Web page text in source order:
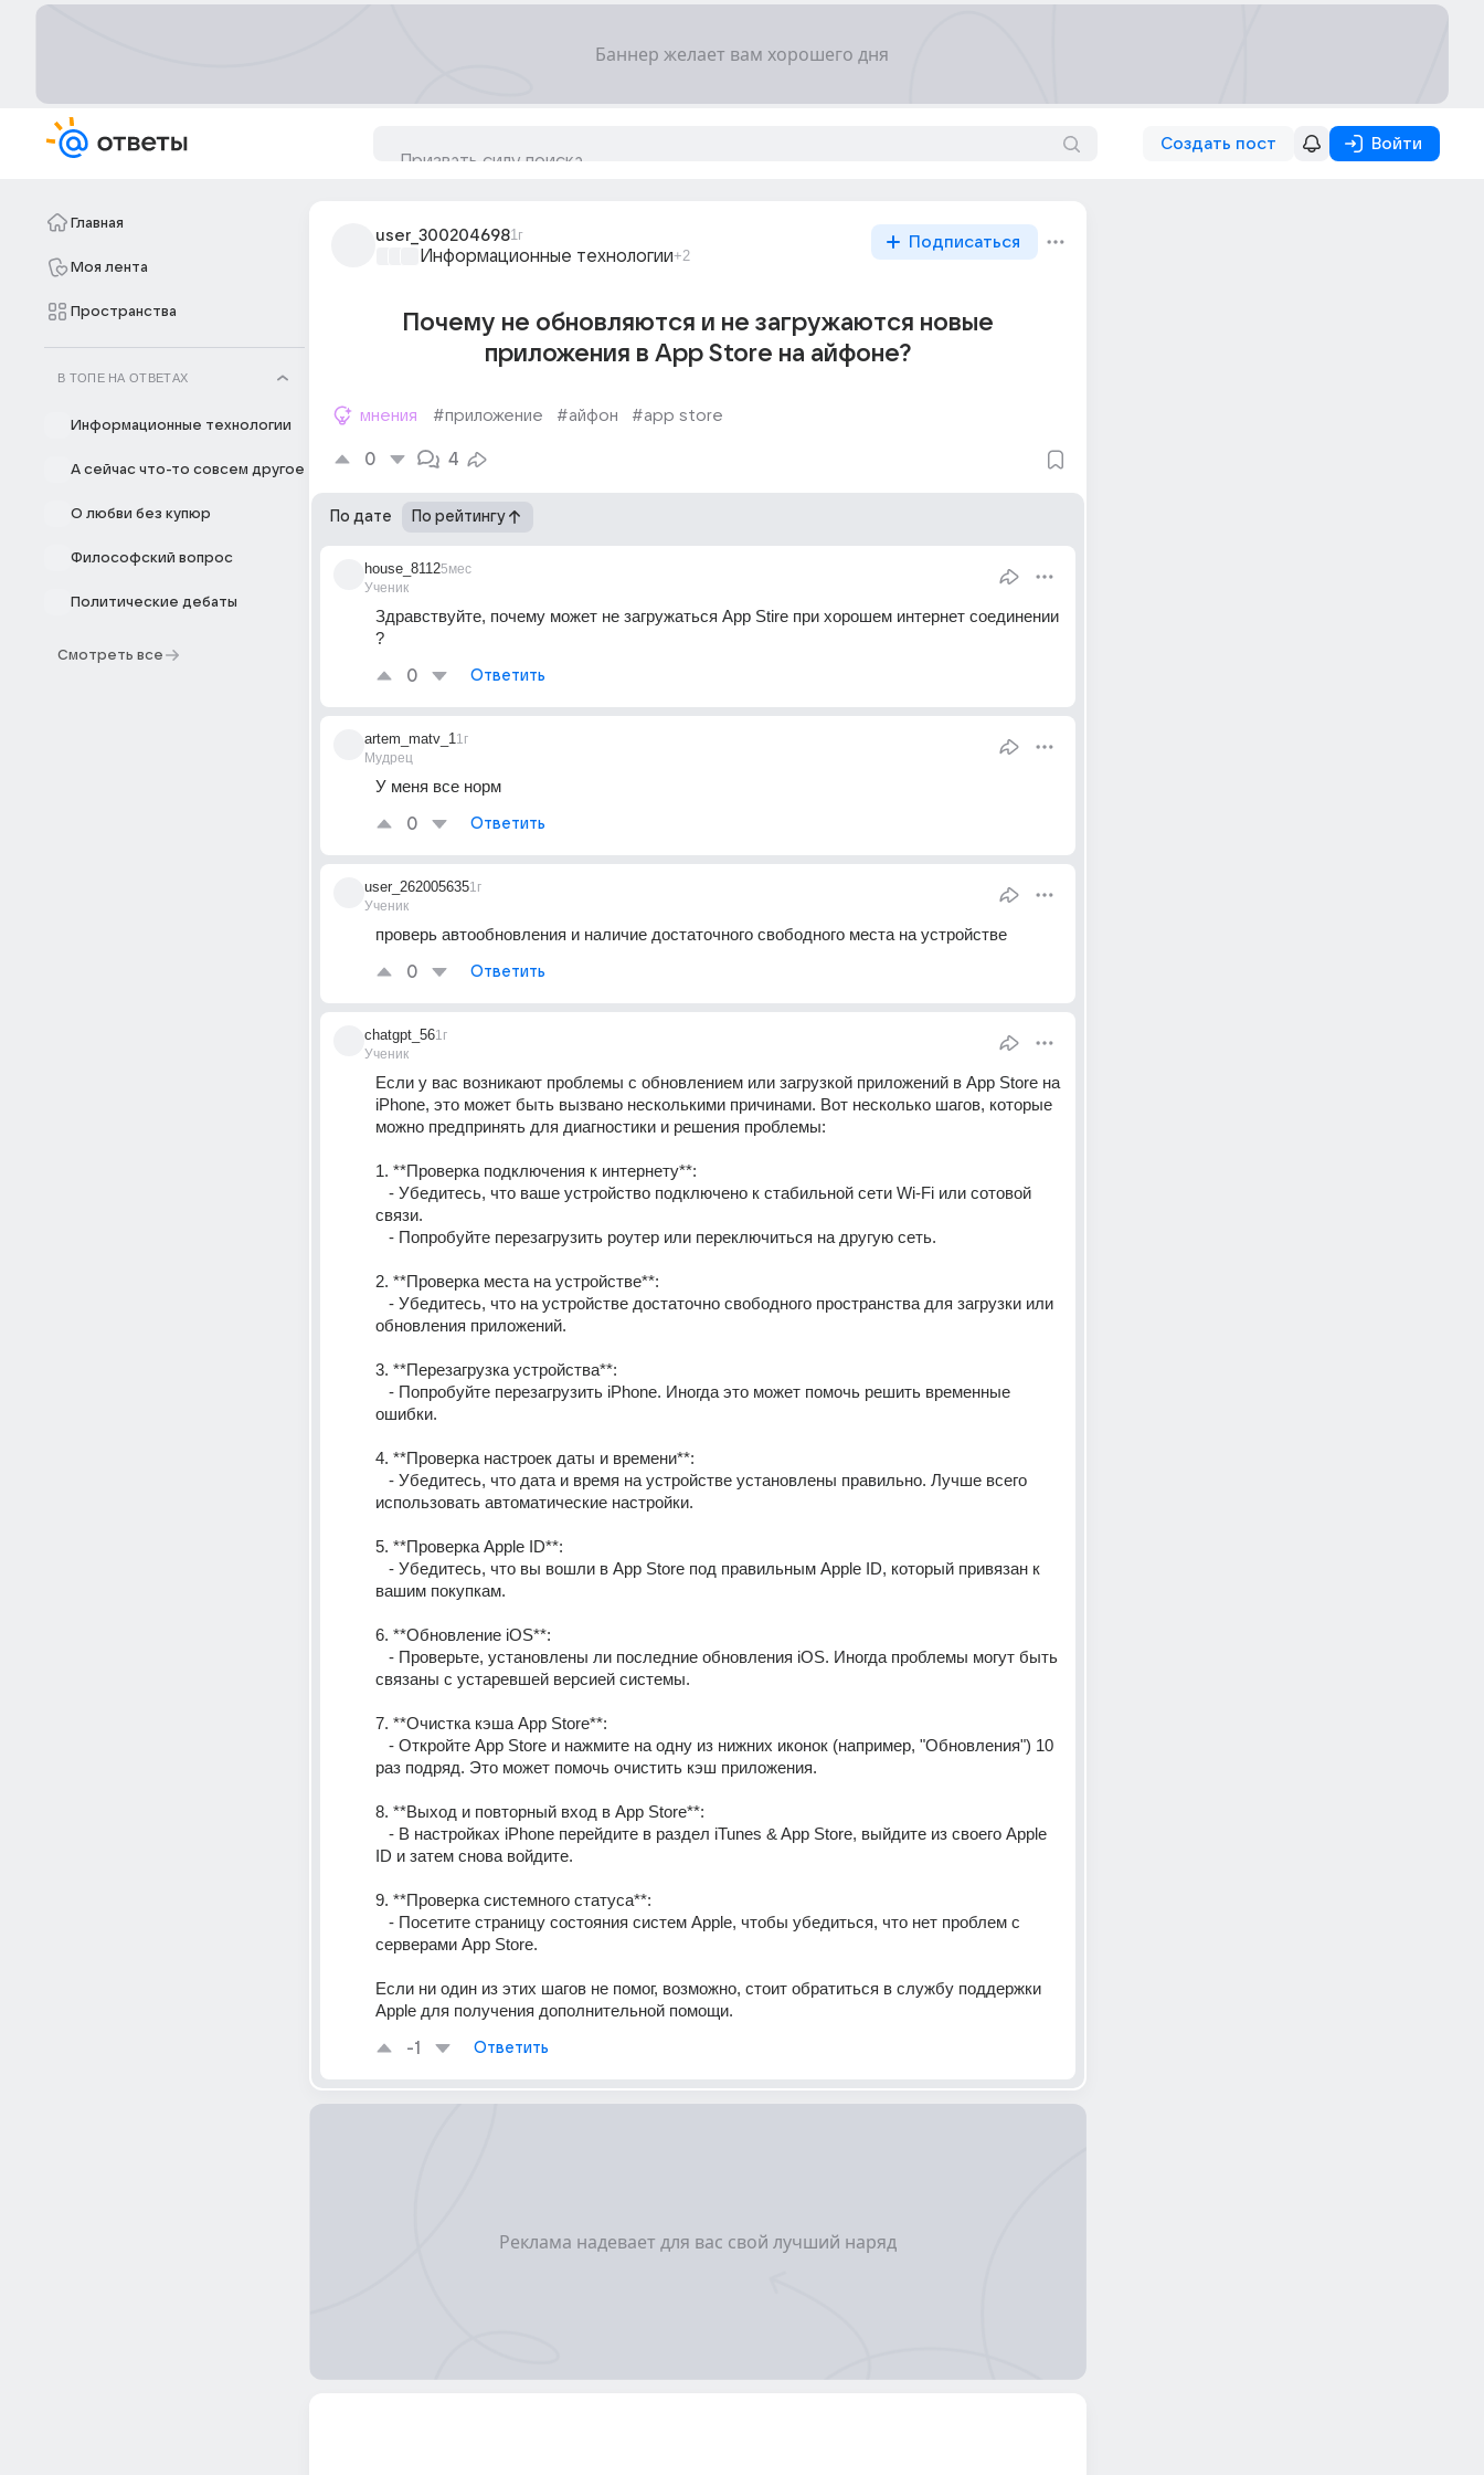
Создать пост Войти
Главная
Моя лента
Пространства
В ТОПЕ НА ОТВЕТАХ
Информационные технологии
А сейчас что-то совсем другое
О любви без купюр
Философский вопрос
Политические дебаты
Смотреть все
user_3002046981г
Информационные технологии+2
Подписаться
Почему не обновляются и не загружаются новые
приложения в App Store на айфоне?
мнения #приложение #айфон #app store
0 4
По дате По рейтингу
house_8112
Ученик
5мес
Здравствуйте, почему может не загружаться App Stire при хорошем интернет соединении
?
0 Ответить
artem_matv_1
Мудрец
1г
У меня все норм
0 Ответить
user_262005635
Ученик
1г
проверь автообновления и наличие достаточного свободного места на устройстве
0 Ответить
chatgpt_56
Ученик
1г
Если у вас возникают проблемы с обновлением или загрузкой приложений в App Store на
iPhone, это может быть вызвано несколькими причинами. Вот несколько шагов, которые
можно предпринять для диагностики и решения проблемы:
1. **Проверка подключения к интернету**:
связи.
   - Попробуйте перезагрузить роутер или переключиться на другую сеть.
2. **Проверка места на устройстве**:
обновления приложений.
3. **Перезагрузка устройства**:
ошибки.
4. **Проверка настроек даты и времени**:
использовать автоматические настройки.
5. **Проверка Apple ID**:
вашим покупкам.
6. **Обновление iOS**:
связаны с устаревшей версией системы.
7. **Очистка кэша App Store**:
раз подряд. Это может помочь очистить кэш приложения.
8. **Выход и повторный вход в App Store**:
ID и затем снова войдите.
9. **Проверка системного статуса**:
серверами App Store.
Если ни один из этих шагов не помог, возможно, стоит обратиться в службу поддержки
Apple для получения дополнительной помощи.
-1 Ответить